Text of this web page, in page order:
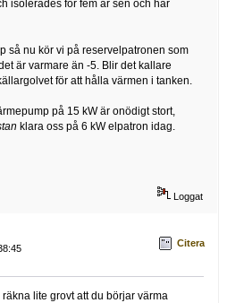
isolerades för fem år sen och har
så nu kör vi på reservelpatronen som
är varmare än -5. Blir det kallare
för att hålla värmen i tanken.
på 15 kW är onödigt stort,
klara oss på 6 kW elpatron idag.
Loggat
Citera
lite grovt att du börjar värma